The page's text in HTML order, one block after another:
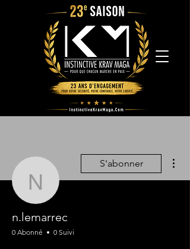
n.lemarrec
S'abonner
n.lemarrec
0 Abonné 0 Suivi